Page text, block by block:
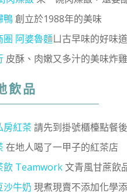
鴨創立於1988年的美味
圈 阿婆魯麵ㄩ古早味的好味道
皮酥、肉嫩又多汁的美味炸雞
飲品
房紅茶請先到掛號櫃檯點餐後
在地人喝了一甲子的紅茶店
飲 Teamwork文青風甘蔗飲
沙牛奶 現煮現賣不添加化學